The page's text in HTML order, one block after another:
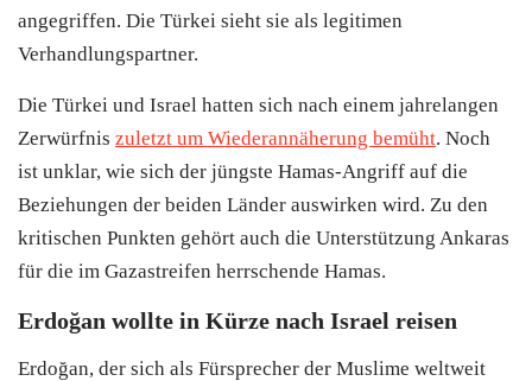
angegriffen. Die Türkei sieht sie als legitimen
Verhandlungspartner.
Die Türkei und Israel hatten sich nach einem jahrelangen
Zerwürfnis zuletzt um Wiederannäherung bemüht. Noch
ist unklar, wie sich der jüngste Hamas-Angriff auf die
Beziehungen der beiden Länder auswirken wird. Zu den
kritischen Punkten gehört auch die Unterstützung Ankaras
für die im Gazastreifen herrschende Hamas.
Erdoğan wollte in Kürze nach Israel reisen
Erdoğan, der sich als Fürsprecher der Muslime weltweit